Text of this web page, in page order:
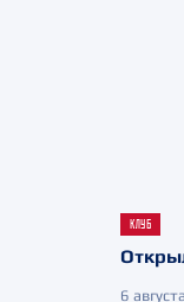
КЛУБ
6